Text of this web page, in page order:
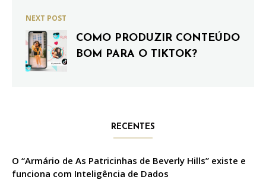
NEXT POST
COMO PRODUZIR CONTEÚDO
BOM PARA O TIKTOK?
RECENTES
O “Armário de As Patricinhas de Beverly Hills” existe e
funciona com Inteligência de Dados